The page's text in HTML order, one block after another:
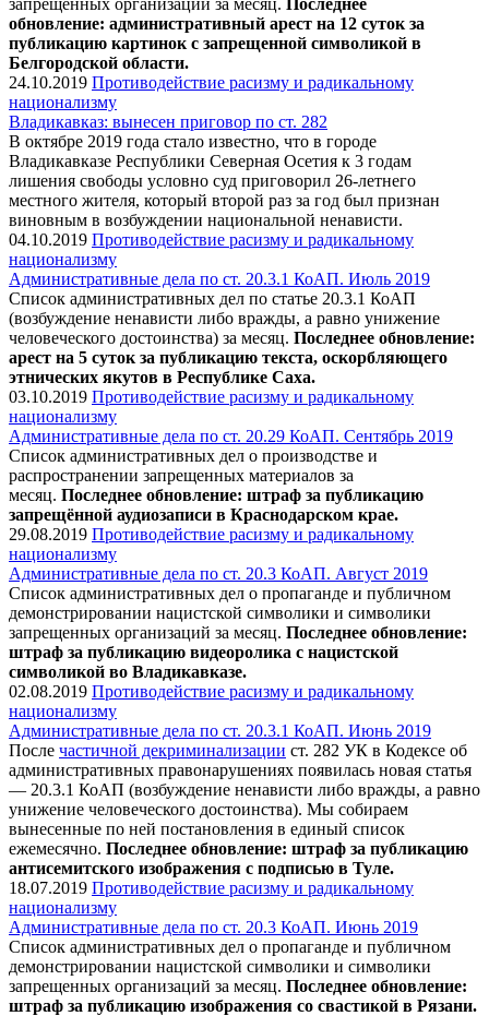
обновление: административный арест на 12 суток за
публикацию картинок с запрещенной символикой в
Белгородской области.
24.10.2019 Противодействие расизму и радикальному
национализму
Владикавказ: вынесен приговор по ст. 282
В октябре 2019 года стало известно, что в городе
Владикавказе Республики Северная Осетия к 3 годам
лишения свободы условно суд приговорил 26-летнего
местного жителя, который второй раз за год был признан
виновным в возбуждении национальной ненависти.
04.10.2019 Противодействие расизму и радикальному
национализму
Административные дела по ст. 20.3.1 КоАП. Июль 2019
Список административных дел по статье 20.3.1 КоАП
(возбуждение ненависти либо вражды, а равно унижение
человеческого достоинства) за месяц. Последнее обновление:
арест на 5 суток за публикацию текста, оскорбляющего
этнических якутов в Республике Саха.
03.10.2019 Противодействие расизму и радикальному
национализму
Административные дела по ст. 20.29 КоАП. Сентябрь 2019
Список административных дел о производстве и
распространении запрещенных материалов за
месяц. Последнее обновление: штраф за публикацию
запрещённой аудиозаписи в Краснодарском крае.
29.08.2019 Противодействие расизму и радикальному
национализму
Административные дела по ст. 20.3 КоАП. Август 2019
Список административных дел о пропаганде и публичном
демонстрировании нацистской символики и символики
запрещенных организаций за месяц. Последнее обновление:
штраф за публикацию видеоролика с нацистской
символикой во Владикавказе.
02.08.2019 Противодействие расизму и радикальному
национализму
Административные дела по ст. 20.3.1 КоАП. Июнь 2019
После частичной декриминализации ст. 282 УК в Кодексе об
административных правонарушениях появилась новая статья
— 20.3.1 КоАП (возбуждение ненависти либо вражды, а равно
унижение человеческого достоинства). Мы собираем
вынесенные по ней постановления в единый список
ежемесячно. Последнее обновление: штраф за публикацию
антисемитского изображения с подписью в Туле.
18.07.2019 Противодействие расизму и радикальному
национализму
Административные дела по ст. 20.3 КоАП. Июнь 2019
Список административных дел о пропаганде и публичном
демонстрировании нацистской символики и символики
запрещенных организаций за месяц. Последнее обновление:
штраф за публикацию изображения со свастикой в Рязани.